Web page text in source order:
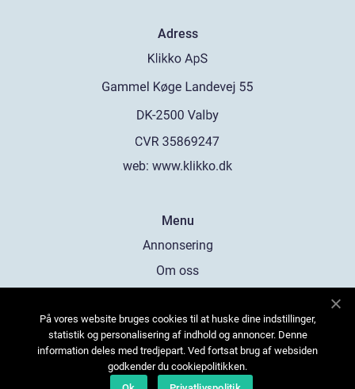
Adress
web: www.klikko.dk
Menu
Annonsering
Om oss
Kontakta oss
Sitemap
På vores website bruges cookies til at huske dine indstillinger,
statistik og personalisering af indhold og annoncer. Denne
information deles med tredjepart. Ved fortsat brug af websiden
godkender du cookiepolitikken.